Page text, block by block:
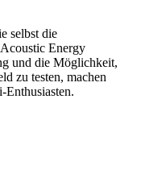
selbst die
Energy
und die Möglichkeit,
zu testen, machen